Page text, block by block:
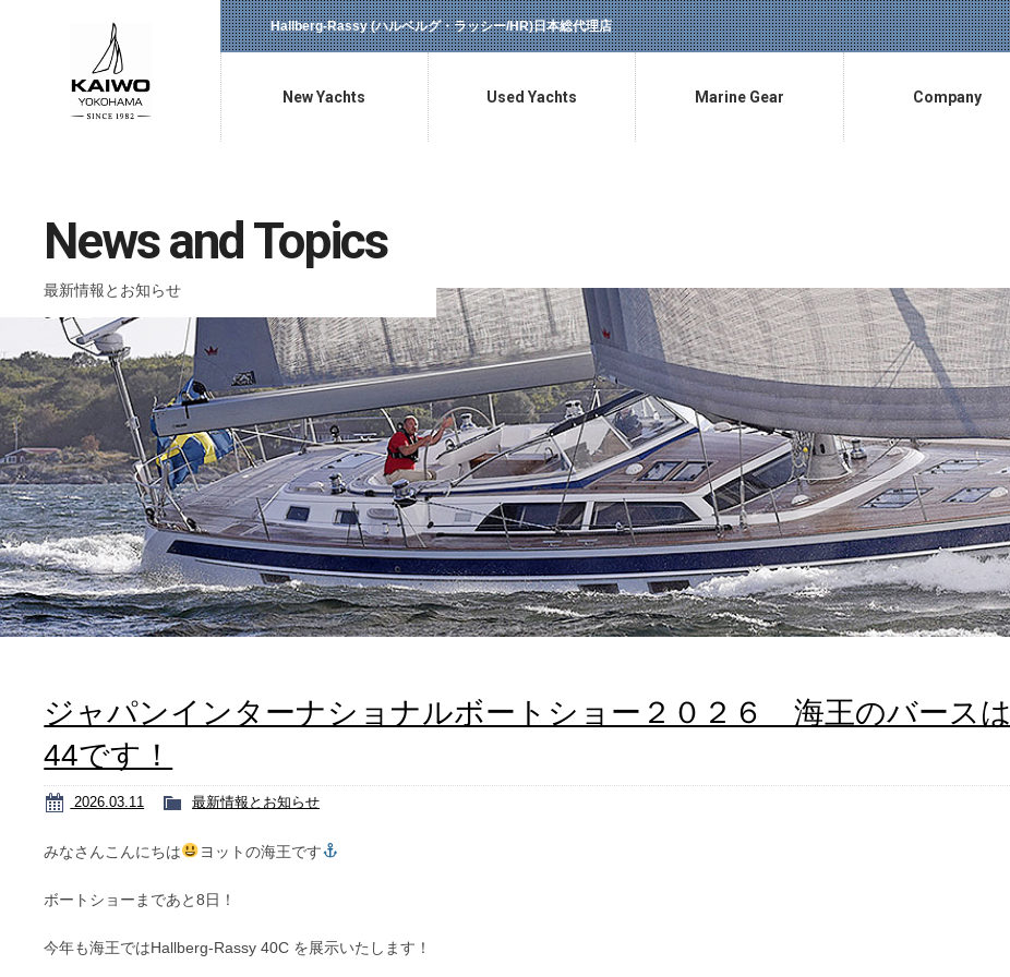
Hallberg-Rassy (ハルベルグ・ラッシー/HR)日本総代理店
New Yachts
新艇情報 Used Yachts
中古艇情報 Marine Gear
マリン用品販売 Company
会社概要
News and Topics
最新情報とお知らせ
ジャパンインターナショナルボートショー２０２６ 海王のバースは
44です！
2026.03.11 最新情報とお知らせ
みなさんこんにちは ヨットの海王です
ボートショーまであと8日！
今年も海王ではHallberg-Rassy 40C を展示いたします！